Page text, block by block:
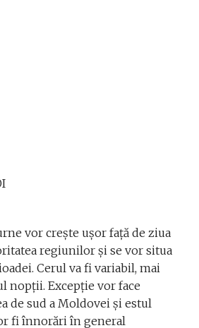
vor crește ușor față de ziua
regiunilor și se vor situa
Cerul va fi variabil, mai
nopții. Excepție vor face
de sud a Moldovei și estul
fi înnorări în general